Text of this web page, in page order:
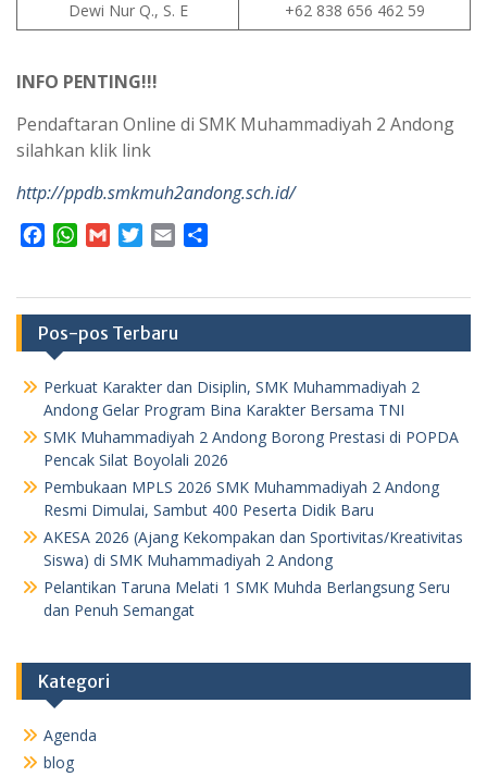
Dewi Nur Q., S. E
+62 838 656 462 59
INFO PENTING!!!
Pendaftaran Online di SMK Muhammadiyah 2 Andong
silahkan klik link
http://ppdb.smkmuh2andong.sch.id/
b
o
o
k
W
s
A
p
p
l
t
e
r
l
Pos-pos Terbaru
Perkuat Karakter dan Disiplin, SMK Muhammadiyah 2
Andong Gelar Program Bina Karakter Bersama TNI
SMK Muhammadiyah 2 Andong Borong Prestasi di POPDA
Pencak Silat Boyolali 2026
Pembukaan MPLS 2026 SMK Muhammadiyah 2 Andong
Resmi Dimulai, Sambut 400 Peserta Didik Baru
AKESA 2026 (Ajang Kekompakan dan Sportivitas/Kreativitas
Siswa) di SMK Muhammadiyah 2 Andong
Pelantikan Taruna Melati 1 SMK Muhda Berlangsung Seru
dan Penuh Semangat
Kategori
Agenda
blog